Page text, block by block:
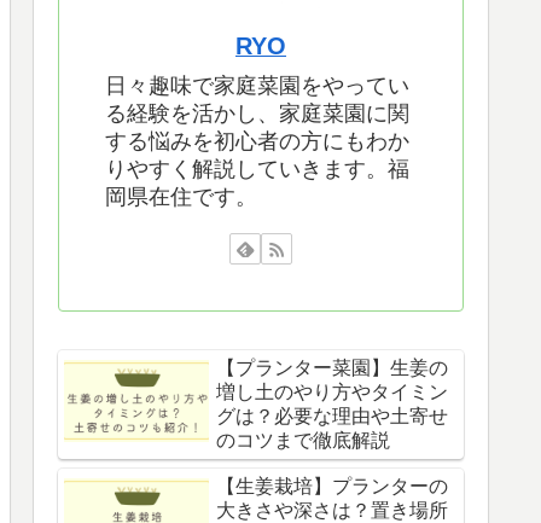
RYO
日々趣味で家庭菜園をやってい
る経験を活かし、家庭菜園に関
する悩みを初心者の方にもわか
りやすく解説していきます。福
岡県在住です。
【プランター菜園】生姜の
増し土のやり方やタイミン
グは？必要な理由や土寄せ
のコツまで徹底解説
【生姜栽培】プランターの
大きさや深さは？置き場所